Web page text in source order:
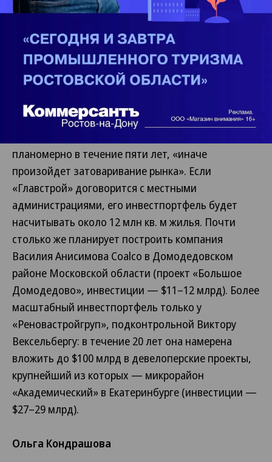
по выручке на 2007 год — около 50 млрд рублей,
по EBITDA — более $100 млн.«Цена вхождения на
региональные рынки ниже по сравнению с
Москвой и Петербургом. При этом в регионах
наблюдается еще большая потребность в
недорогом жилье»,— объясняет Михаил
Гороховский. Владислав Луцков считает, что
планомерно в течение пяти лет, «иначе
произойдет затоваривание рынка». Если
«Главстрой» договорится с местными
администрациями, его инвестпортфель будет
насчитывать около 12 млн кв. м жилья. Почти
столько же планирует построить компания
Василия Анисимова Coalco в Домодедовском
районе Московской области (проект «Большое
Домодедово», инвестиции — $11–12 млрд). Более
масштабный инвестпортфель только у
«Реновастройгруп», подконтрольной Виктору
Вексельбергу: в течение 20 лет она намерена
вложить до $100 млрд в девелоперские проекты,
крупнейший из которых — микрорайон
«Академический» в Екатеринбурге (инвестиции —
$27–29 млрд).
Ольга Кондрашова